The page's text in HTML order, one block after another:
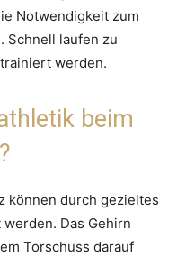
Notwendigkeit zum
Schnell laufen zu
werden.
beim
können durch gezieltes
Das Gehirn
Torschuss darauf